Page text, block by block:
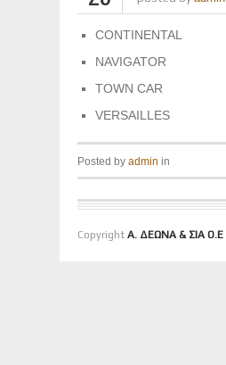
CONTINENTAL
NAVIGATOR
TOWN CAR
VERSAILLES
Posted by admin in
Copyright Α. ΔΕΩΝΑ & ΣΙΑ Ο.Ε